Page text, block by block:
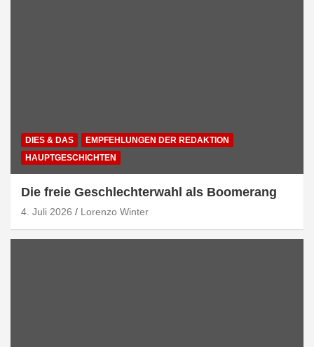
DIES & DAS
EMPFEHLUNGEN DER REDAKTION
HAUPTGESCHICHTEN
Die freie Geschlechterwahl als Boomerang
4. Juli 2026 Lorenzo Winter